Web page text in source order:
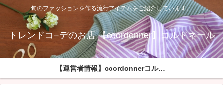
旬のファッションを作る流行アイテムをご紹介しています。
トレンドコ−デのお店 【coordonner】コルドネール
【運営者情報】coordonnerコルドネールへようこそ